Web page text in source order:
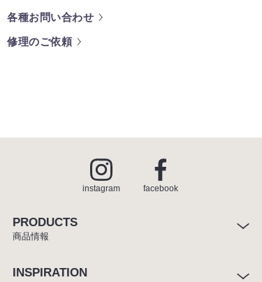
各種お問い合わせ
修理のご依頼
instagram facebook
PRODUCTS
商品情報
INSPIRATION